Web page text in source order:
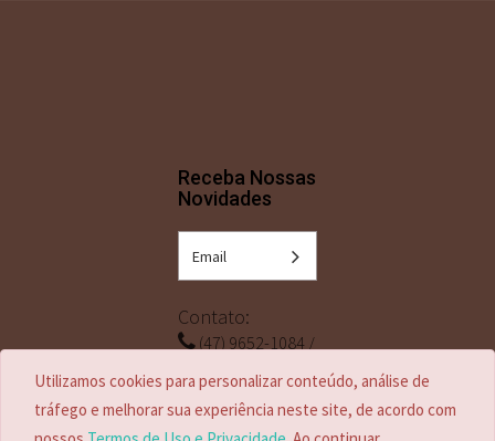
Receba Nossas
Novidades
Contato:
(47) 9652-1084 /
contato@marmorariasouza.com.br
Utilizamos cookies para personalizar conteúdo, análise de
tráfego e melhorar sua experiência neste site, de acordo com